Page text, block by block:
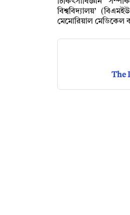
চিকিৎসাবিজ্ঞান
বিশ্ববিদ্যালয়’
মেমোরিয়াল মেডিকেল
The